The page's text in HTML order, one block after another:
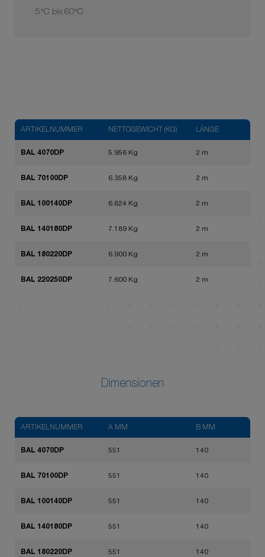
5°C bis 60°C
ARTIKELNUMMER NETTOGEWICHT (KG) LÄNGE
BAL 4070DP 5.956 Kg 2 m
BAL 70100DP 6.358 Kg 2 m
BAL 100140DP 6.624 Kg 2 m
BAL 140180DP 7.189 Kg 2 m
BAL 180220DP 6.900 Kg 2 m
BAL 220250DP 7.600 Kg 2 m
Dimensionen
ARTIKELNUMMER A MM B MM
BAL 4070DP 551 140
BAL 70100DP 551 140
BAL 100140DP 551 140
BAL 140180DP 551 140
BAL 180220DP 551 140